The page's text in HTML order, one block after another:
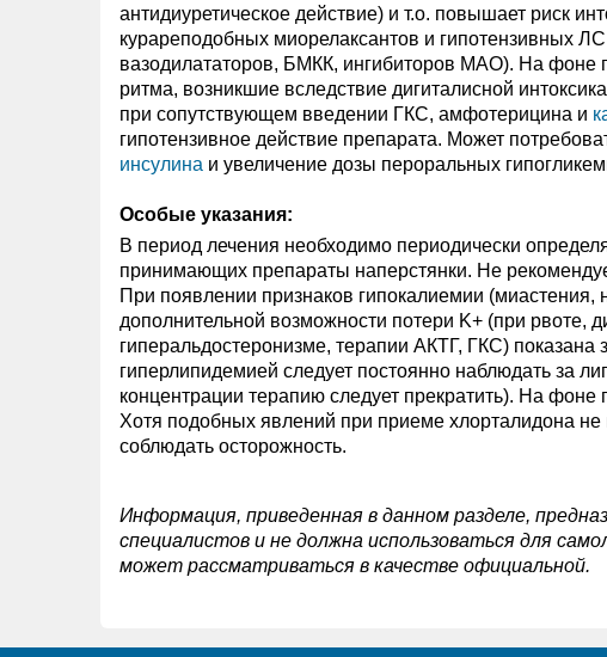
антидиуретическое действие) и т.о. повышает риск
курареподобных миорелаксантов и гипотензивных ЛС
вазодилататоров, БМКК, ингибиторов МАО). На фоне
ритма, возникшие вследствие дигиталисной
при сопутствующем введении ГКС, амфотерицина и
гипотензивное действие препарата. Может
инсулина и увеличение дозы пероральных
Особые указания:
В период лечения необходимо периодически
принимающих препараты наперстянки. Не
При появлении признаков гипокалиемии
дополнительной возможности потери K+ (при рвоте,
гиперальдостеронизме, терапии АКТГ, ГКС)
гиперлипидемией следует постоянно наблюдать за
концентрации терапию следует прекратить). На
Хотя подобных явлений при приеме хлорталидона
соблюдать осторожность.
Информация, приведенная в данном разделе,
специалистов и не должна использоваться для
может рассматриваться в качестве официальной.